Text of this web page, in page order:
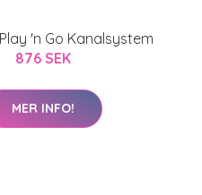
'n Go Kanalsystem
876 SEK
MER INFO!